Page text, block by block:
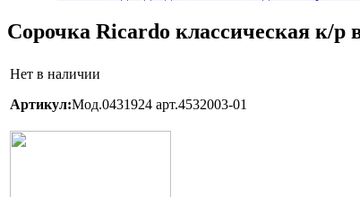
Сорочка Ricardo классическая к/р
Нет в наличии
Артикул:Мод.0431924 арт.4532003-01